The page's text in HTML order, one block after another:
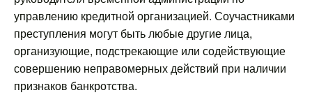
управлению кредитной организацией. Соучастниками
преступления могут быть любые другие лица,
организующие, подстрекающие или содействующие
совершению неправомерных действий при наличии
признаков банкротства.